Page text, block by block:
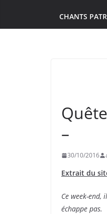
CHANTS
–
30/10/2016
Extrait du
Ce week-
échappe pas.